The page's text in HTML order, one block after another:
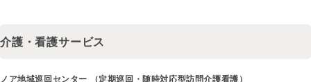
介護・看護サービス
ノア地域巡回センター （定期巡回・随時対応型訪問介護看護）